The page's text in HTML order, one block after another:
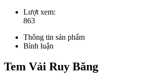
Lượt xem:
863
Thông tin sản phẩm
Bình luận
Tem Vải Ruy Băng